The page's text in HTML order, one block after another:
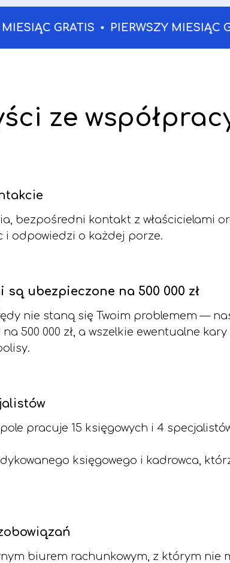
GRATIS PIERWSZY MIESIĄC
ze
bezpośredni kontakt z właścicielami
i odpowiedzi o każdej porze.
są ubezpieczone na 500 000 zł
nie staną się Twoim problemem —
500 000 zł, a wszelkie ewentualne
pracuje 15 księgowych i 4
księgowego i kadrowca,
biurem rachunkowym, z którym nie